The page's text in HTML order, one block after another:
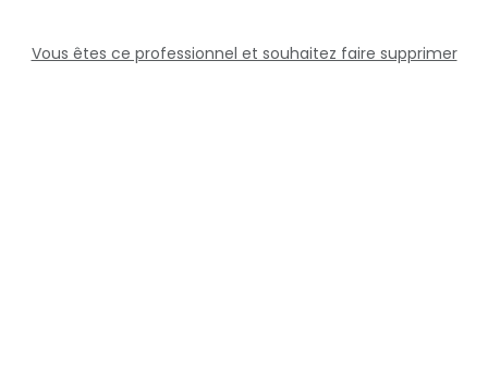
Vous êtes ce professionnel et souhaitez faire supprimer